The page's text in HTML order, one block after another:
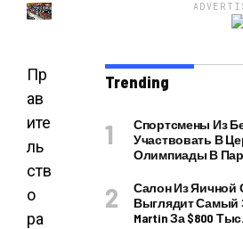
Пр
ав
ите
ль
ств
о
ра
Trending
Спортсмены Из
Участвовать В
Олимпиады В
Салон Из Яичной
Выглядит Самый
Martin За $800 Тыс.